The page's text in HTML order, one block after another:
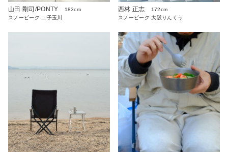
山田 剛司/PONTY
183cm
スノーピーク 二子玉川
西林 正志
172cm
スノーピーク 大阪りんくう